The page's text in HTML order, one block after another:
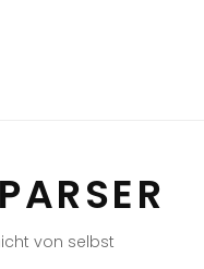
von selbst